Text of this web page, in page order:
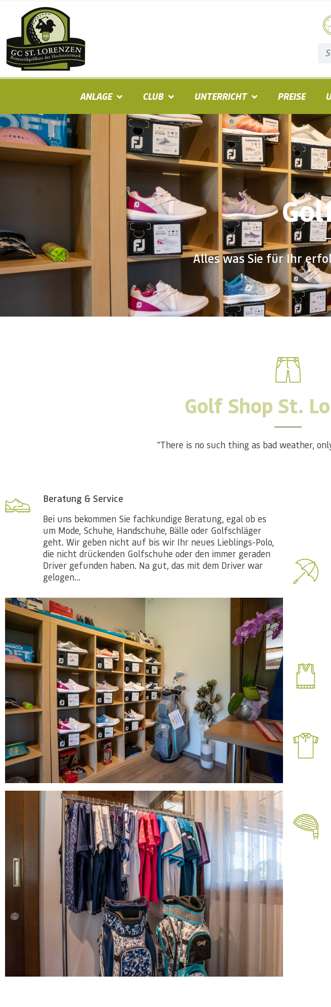
ANLAGE CLUB UNTERRICHT PREISE
Alles was Sie für Ihr
Golf Shop St.
"There is no such thing as bad weather,
Beratung & Service
Bei uns bekommen Sie fachkundige Beratung, egal ob es
um Mode, Schuhe, Handschuhe, Bälle oder Golfschläger
geht. Wir geben nicht auf bis wir Ihr neues Lieblings-Polo,
die nicht drückenden Golfschuhe oder den immer geraden
Driver gefunden haben. Na gut, das mit dem Driver war
gelogen...